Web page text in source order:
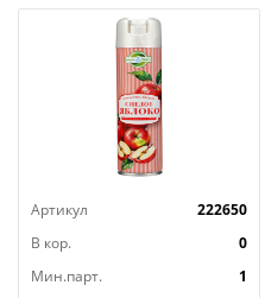
Артикул
222650
В кор.
0
Мин.парт.
1